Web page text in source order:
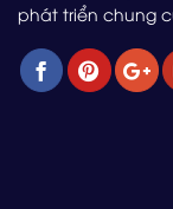
phát triển chung